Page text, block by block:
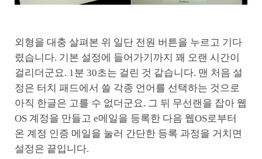
외형을 대충 살펴본 위 일단 전원 버튼을 누르고 기다
렸습니다. 기본 설정에 들어가기까지 꽤 오랜 시간이
걸리더군요. 1분 30초는 걸린 것 같습니다. 맨 처음 설
정은 터치 패드에서 쓸 각종 언어를 선택하는 것으로
아직 한글은 고를 수 없더군요. 그 뒤 무선랜을 잡아 웹
OS 계정을 만들고 e메일을 등록한 다음 웹OS로부터
온 계정 인증 메일을 눌러 간단한 등록 과정을 거치면
설정은 끝입니다.